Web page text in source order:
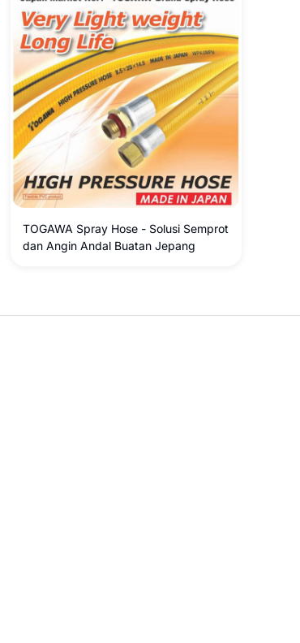
TOGAWA Spray Hose - Solusi Semprot
dan Angin Andal Buatan Jepang